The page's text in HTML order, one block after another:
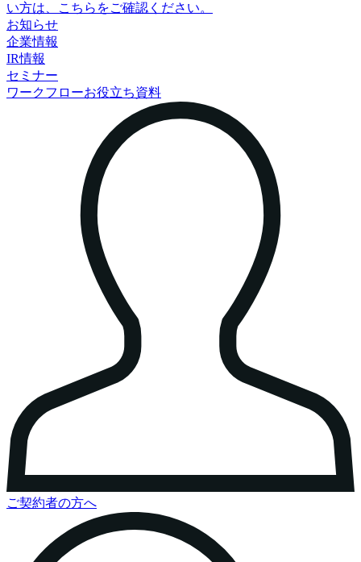
い方は、こちらをご確認ください。
お知らせ
企業情報
IR情報
セミナー
ワークフローお役立ち資料
ご契約者の方へ